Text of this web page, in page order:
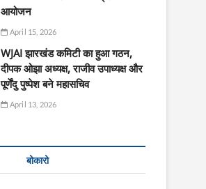
आयोजन
April 15, 2026
WJAI झारखंड कमिटी का हुआ गठन,
दीपक ओझा अध्यक्ष, राजीव उपाध्यक्ष और
पूर्णेंदु पुष्पेश बने महासचिव
April 13, 2026
बोकारो